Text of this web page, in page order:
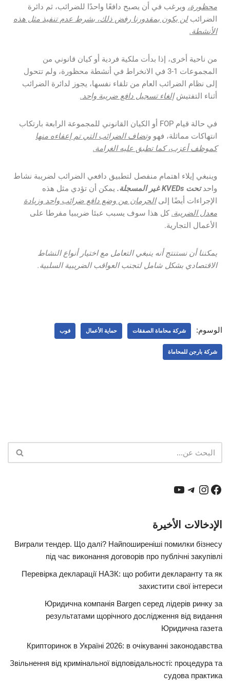
محظورة، ويرغب في أن يصبح دافعًا واحدًا للضرائب، ثم دائرة
الضرائبلن يكون بمقدورنا رفض ذلك، بشرط عدم تنفيذ مثل هذه
الأنشطة.
من ناحية أخرى، إذا بدأت ملكية فردية أو كيان قانوني من
المجموعات 1-3 في الانخراط في أنشطة محظورة، ولم تتحول
إلى نظام الضرائب العام من تلقاء نفسها، يجوز لدائرة الضرائب
أثناء التفتيشإلغاء تسجيل دافع ضريبة واحد.
في حالة قيام FOP أو الكيان القانوني للمجموعة الرابعة بارتكاب
انتهاكات مماثلة، فهو وتضاف الضرائب التي تم إعفاءه منها
كموظف أعزب، كما تطبق عليه الغرامة.
وينبغي إيلاء اهتمام منفصل لتطبيق دافعي الضرائب لضريبة نشاط
واحدتحت KVEDs غير المسجلة.
يمكن أن تؤدي مثل هذه
الإجراءات أيضًا إلىالحرمان من وضع دافع ضرائب واحد وزيادة
معدل الضريبة. كل هذا سوف يسبب عبئا ضريبيا مفرطا على
الأعمال التجارية.
يمكننا أن نستنتج أنه ينبغي التعامل مع اختيار أنواع النشاط
الاقتصادي بشكل شامل لتجنب العواقب الضريبية السلبية.
الوسوم: شركة محاماة الصفقات حماية الأعمال فوب
شركة بارجن للمحاماة
الإدخالات الأخيرة
Виграли тендер. Що далі? Найпоширеніші помилки бізнесу
під час виконання договорів про публічні закупівлі
Перевірка декларації НАЗК: що робити декларанту та як
захистити свої інтереси
Юридична компанія Bargen серед лідерів ринку за
результатами щорічного дослідження від видання
Юридична газета
Крипторинок в Україні 2026: в очікуванні законодавства
Звільнення від кримінальної відповідальності: процедура та
судова практика